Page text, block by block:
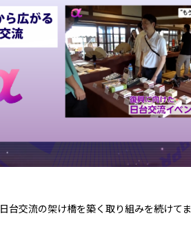
台交流の架け橋を築く取り組みを続けて